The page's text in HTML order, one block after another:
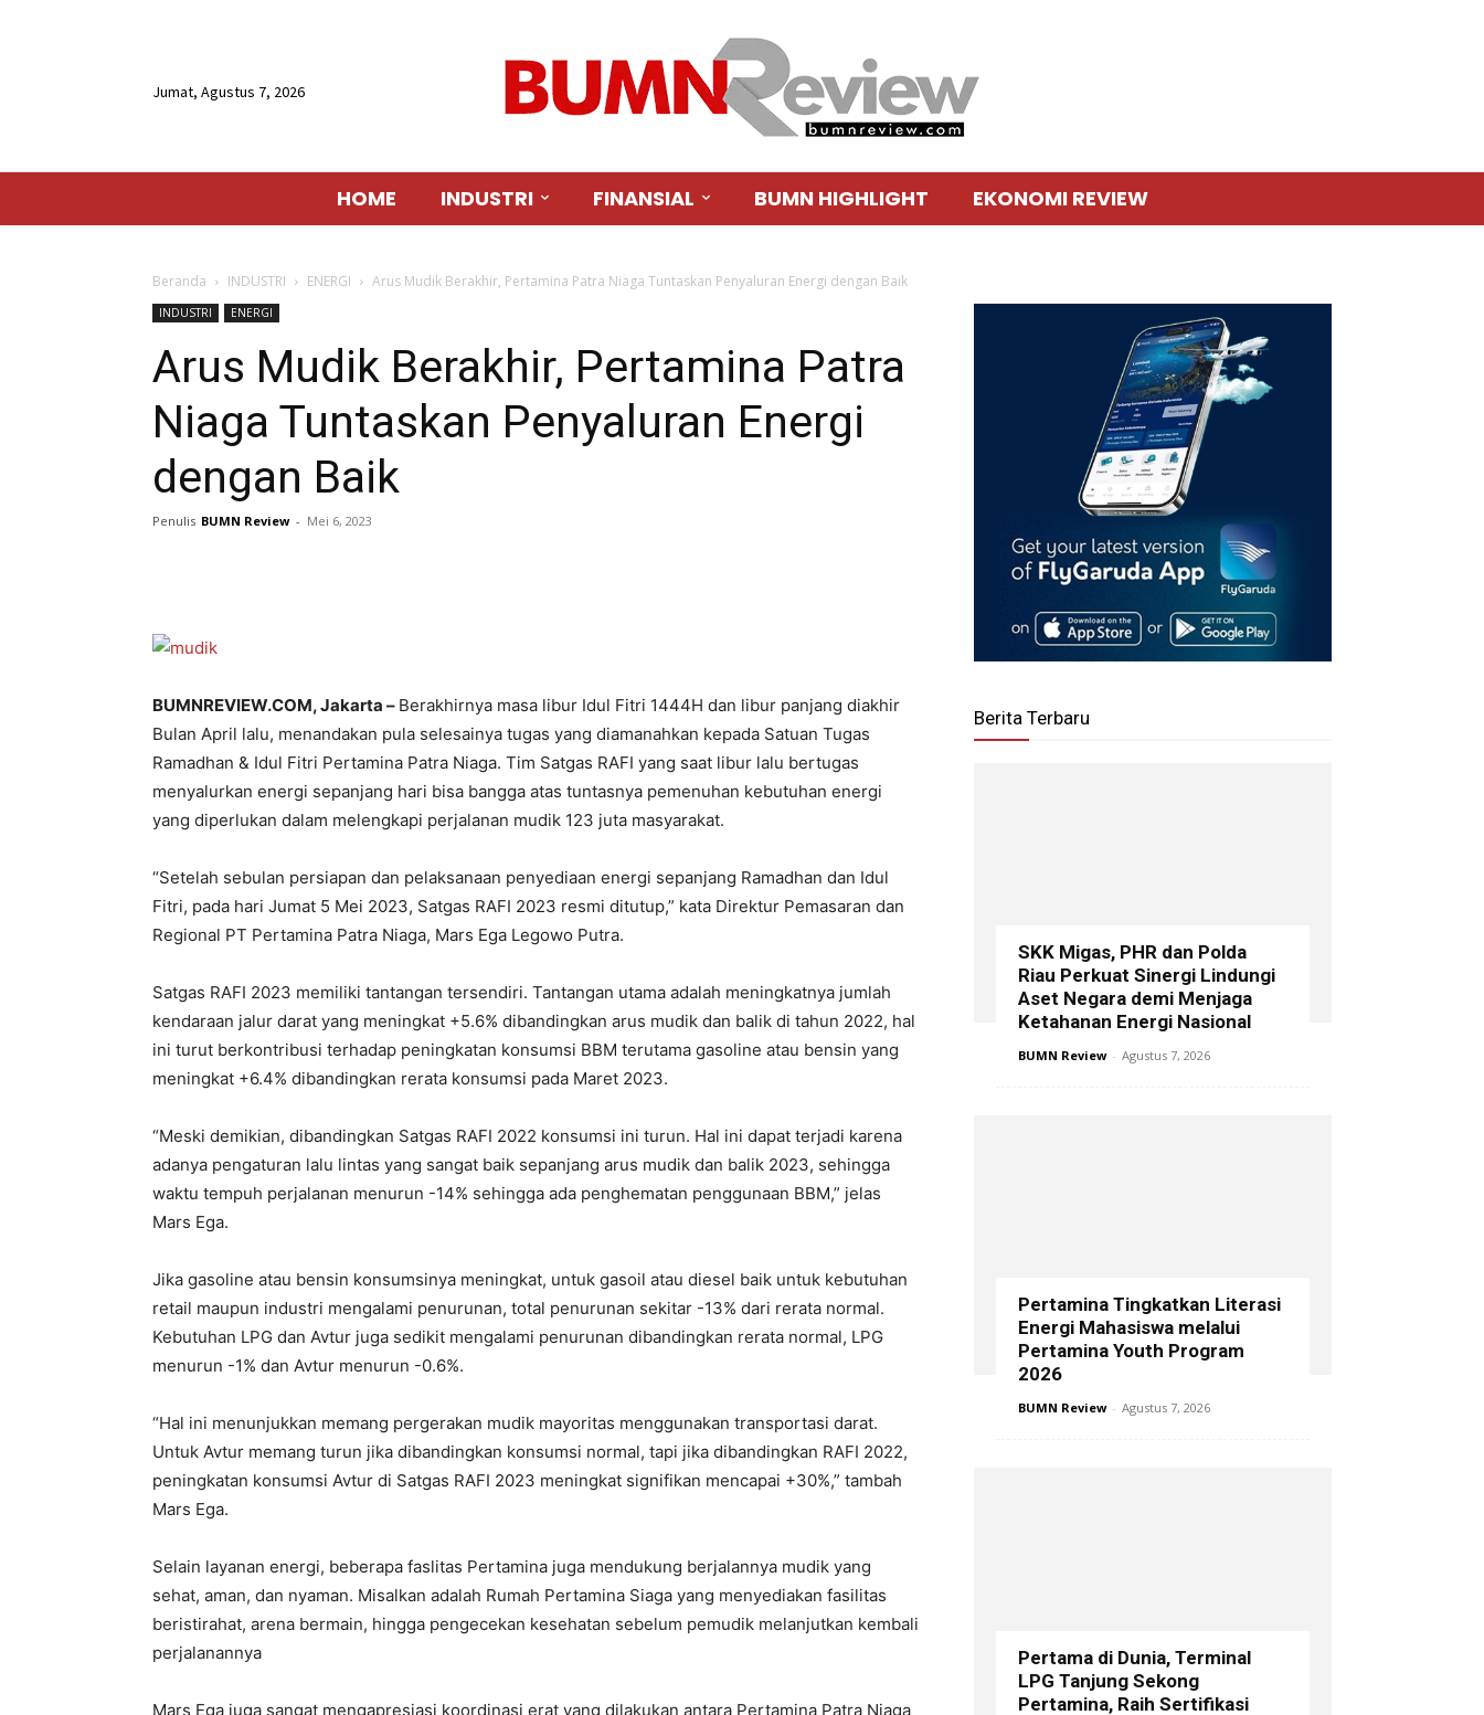
Jumat, Agustus 7, 2026
HOME INDUSTRI FINANSIAL BUMN HIGHLIGHT EKONOMI REVIEW
Beranda INDUSTRI ENERGI Arus Mudik Berakhir, Pertamina Patra Niaga Tuntaskan Penyaluran Energi dengan Baik
INDUSTRI ENERGI
Arus Mudik Berakhir, Pertamina Patra
Niaga Tuntaskan Penyaluran Energi
dengan Baik
Penulis BUMN Review - Mei 6, 2023
BUMNREVIEW.COM, Jakarta – Berakhirnya masa libur Idul Fitri 1444H dan libur panjang diakhir
Bulan April lalu, menandakan pula selesainya tugas yang diamanahkan kepada Satuan Tugas
Ramadhan & Idul Fitri Pertamina Patra Niaga. Tim Satgas RAFI yang saat libur lalu bertugas
menyalurkan energi sepanjang hari bisa bangga atas tuntasnya pemenuhan kebutuhan energi
yang diperlukan dalam melengkapi perjalanan mudik 123 juta masyarakat.
“Setelah sebulan persiapan dan pelaksanaan penyediaan energi sepanjang Ramadhan dan Idul
Fitri, pada hari Jumat 5 Mei 2023, Satgas RAFI 2023 resmi ditutup,” kata Direktur Pemasaran dan
Regional PT Pertamina Patra Niaga, Mars Ega Legowo Putra.
Satgas RAFI 2023 memiliki tantangan tersendiri. Tantangan utama adalah meningkatnya jumlah
kendaraan jalur darat yang meningkat +5.6% dibandingkan arus mudik dan balik di tahun 2022, hal
ini turut berkontribusi terhadap peningkatan konsumsi BBM terutama gasoline atau bensin yang
meningkat +6.4% dibandingkan rerata konsumsi pada Maret 2023.
“Meski demikian, dibandingkan Satgas RAFI 2022 konsumsi ini turun. Hal ini dapat terjadi karena
adanya pengaturan lalu lintas yang sangat baik sepanjang arus mudik dan balik 2023, sehingga
waktu tempuh perjalanan menurun -14% sehingga ada penghematan penggunaan BBM,” jelas
Mars Ega.
Jika gasoline atau bensin konsumsinya meningkat, untuk gasoil atau diesel baik untuk kebutuhan
retail maupun industri mengalami penurunan, total penurunan sekitar -13% dari rerata normal.
Kebutuhan LPG dan Avtur juga sedikit mengalami penurunan dibandingkan rerata normal, LPG
menurun -1% dan Avtur menurun -0.6%.
“Hal ini menunjukkan memang pergerakan mudik mayoritas menggunakan transportasi darat.
Untuk Avtur memang turun jika dibandingkan konsumsi normal, tapi jika dibandingkan RAFI 2022,
peningkatan konsumsi Avtur di Satgas RAFI 2023 meningkat signifikan mencapai +30%,” tambah
Mars Ega.
Selain layanan energi, beberapa faslitas Pertamina juga mendukung berjalannya mudik yang
sehat, aman, dan nyaman. Misalkan adalah Rumah Pertamina Siaga yang menyediakan fasilitas
beristirahat, arena bermain, hingga pengecekan kesehatan sebelum pemudik melanjutkan kembali
perjalanannya
Mars Ega juga sangat mengapresiasi koordinasi erat yang dilakukan antara Pertamina Patra Niaga
Berita Terbaru
SKK Migas, PHR dan Polda
Riau Perkuat Sinergi Lindungi
Aset Negara demi Menjaga
Ketahanan Energi Nasional
BUMN Review - Agustus 7, 2026
Pertamina Tingkatkan Literasi
Energi Mahasiswa melalui
Pertamina Youth Program
2026
BUMN Review - Agustus 7, 2026
Pertama di Dunia, Terminal
LPG Tanjung Sekong
Pertamina, Raih Sertifikasi